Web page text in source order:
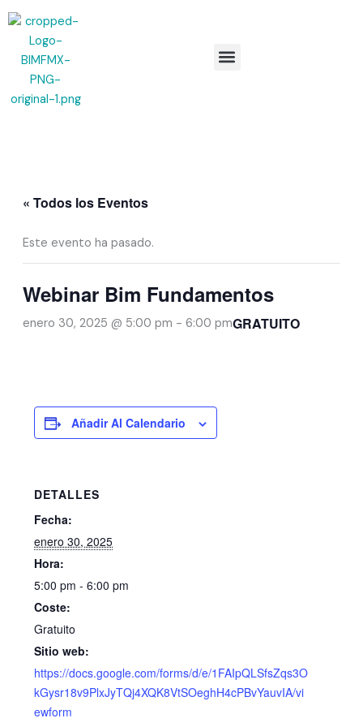
contenido
Menu
« Todos los Eventos
Este evento ha pasado.
Webinar Bim Fundamentos
enero 30, 2025 @ 5:00 pm - 6:00 pmGRATUITO
Añadir Al Calendario
DETALLES
Fecha:
enero 30, 2025
Hora:
5:00 pm - 6:00 pm
Coste:
Gratuito
Sitio web:
https://docs.google.com/forms/d/e/1FAIpQLSfsZqs3O
kGysr18v9PlxJyTQj4XQK8VtSOeghH4cPBvYauvIA/vi
ewform